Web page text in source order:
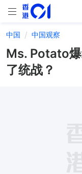
中国 中国观察
Ms. Potato
了统战？